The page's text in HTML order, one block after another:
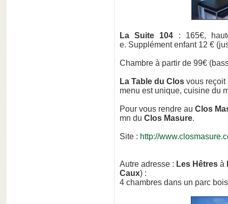
La Suite 104 : 165€,
e. Supplément enfant 12 €
Chambre à partir de 99€
La Table du Clos vous reçoit
menu est unique, cuisine du
Pour vous rendre au Clos
mn du Clos Masure.
Site : http://
Autre adresse : Les Hêtres à
Caux) :
4 chambres dans un parc